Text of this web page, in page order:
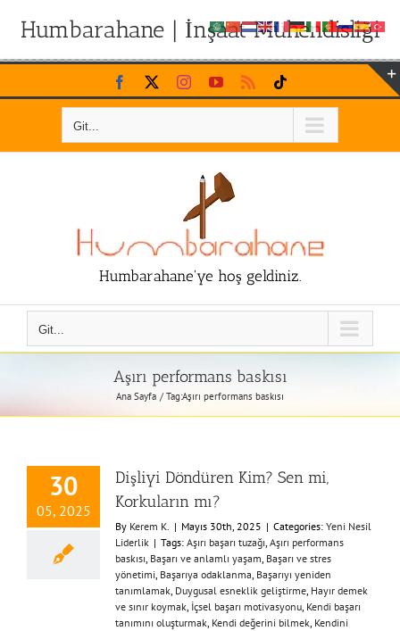
Humbarahane | İnşaat Mühendisliği
Skip
to
Facebook InstagramYouTubeRss
Git...
Humbarahane'ye hoş geldiniz.
Git...
Aşırı performans baskısı
Ana Sayfa Tag:Aşırı performans baskısı
30
05, 2025
Dişliyi Döndüren Kim? Sen mi,
Korkuların mı?
By Kerem K. | Mayıs 30th, 2025 | Categories: Yeni Nesil
Liderlik | Tags: Aşırı başarı tuzağı, Aşırı performans
baskısı, Başarı ve anlamlı yaşam, Başarı ve stres
yönetimi, Başarıya odaklanma, Başarıyı yeniden
tanımlamak, Duygusal esneklik geliştirme, Hayır demek
ve sınır koymak, İçsel başarı motivasyonu, Kendi başarı
tanımını oluşturmak, Kendi değerini bilmek, Kendini